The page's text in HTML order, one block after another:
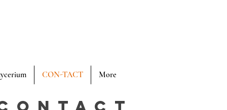
CON-TACT More